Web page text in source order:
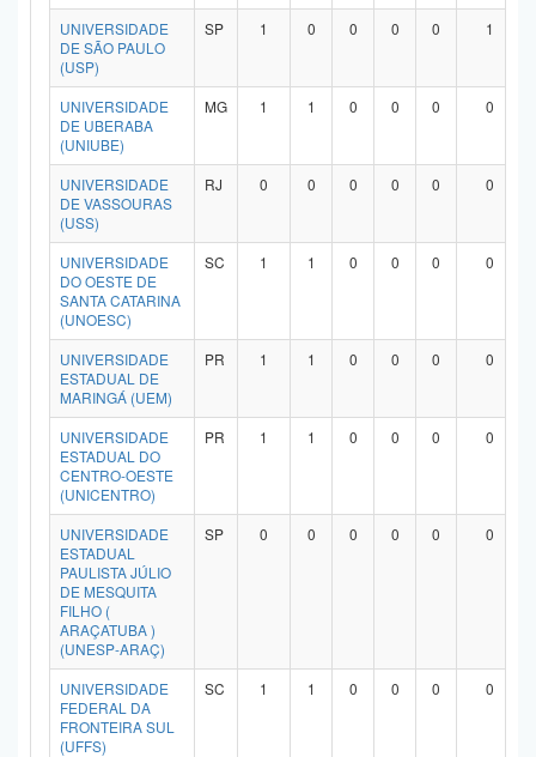
UNIVERSIDADE
DE SÃO PAULO
(USP)
SP 1 0 0 0 0 1
UNIVERSIDADE
DE UBERABA
(UNIUBE)
MG 1 1 0 0 0 0
UNIVERSIDADE
DE VASSOURAS
(USS)
RJ 0 0 0 0 0 0
UNIVERSIDADE
DO OESTE DE
SANTA CATARINA
(UNOESC)
SC 1 1 0 0 0 0
UNIVERSIDADE
ESTADUAL DE
MARINGÁ (UEM)
PR 1 1 0 0 0 0
UNIVERSIDADE
ESTADUAL DO
CENTRO-OESTE
(UNICENTRO)
PR 1 1 0 0 0 0
UNIVERSIDADE
ESTADUAL
PAULISTA JÚLIO
DE MESQUITA
FILHO (
ARAÇATUBA )
(UNESP-ARAÇ)
SP 0 0 0 0 0 0
UNIVERSIDADE
FEDERAL DA
FRONTEIRA SUL
(UFFS)
SC 1 1 0 0 0 0